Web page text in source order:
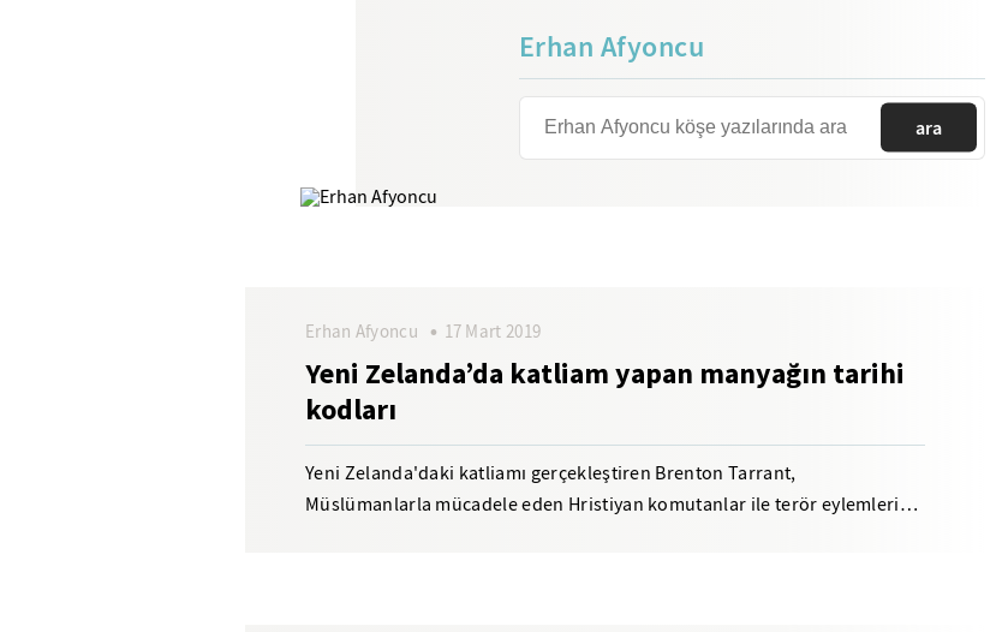
Erhan Afyoncu
ara
Erhan Afyoncu 17 Mart 2019
Yeni Zelanda’da katliam yapan manyağın tarihi
kodları
Yeni Zelanda'daki katliamı gerçekleştiren Brenton Tarrant,
Müslümanlarla mücadele eden Hristiyan komutanlar ile terör eylemleri